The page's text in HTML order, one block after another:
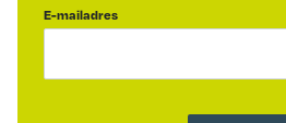
E-mailadres